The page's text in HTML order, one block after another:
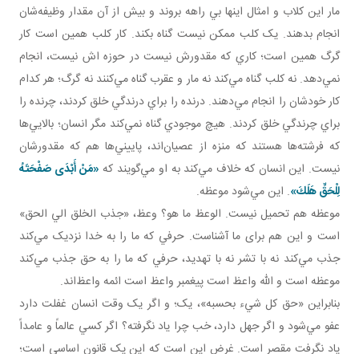
مار اين کلاب و امثال اينها بي راهه بروند و بيش از آن مقدار وظيفه‌شان
انجام بدهند. يک کلب ممکن نيست گناه بکند. کار کلب همين است کار
گرگ همين است؛ کاري که مقدورش نيست در حوزه اش نيست، انجام
نمي‌دهد. نه کلب گناه مي‌کند نه مار و عقرب گناه مي‌کنند نه گرگ؛ هر کدام
کار خودشان را انجام مي‌دهند. درنده را براي درندگي خلق کردند، چرنده را
براي چرندگي خلق کردند. هيچ موجودي گناه نمي‌کند مگر انسان؛ بالايي‌ها
که فرشته‌ها هستند که منزه از عصيان‌اند، پاييني‌ها هم که مقدورشان
نيست. اين انسان که خلاف مي‌کند به او مي‌گويند که «مَنْ أَبْدَى صَفْحَتَهُ
لِلْحَقِّ هَلَكَ». اين مي‌شود موعظه.
موعظه هم تحميل نيست. الوعظ ما هو؟ وعظ، «جذب الخلق الي الحق»
است و اين هم برای ما آشناست. حرفي که ما را به خدا نزديک مي‌کند
جذب مي‌کند نه با تشر نه با تهديد، حرفي که ما را به حق جذب مي‌کند
موعظه است و الله واعظ است پيغمبر واعظ است ائمه واعظ‌اند.
بنابراين «حق کل شيء بحسبه»، يک؛ و اگر يک وقت انسان غفلت دارد
عفو مي‌شود و اگر جهل دارد، خب چرا ياد نگرفته؟ اگر کسي عالماً و عامداً
ياد نگرفت مقصر است. غرض اين است که اين يک قانون اساسي است؛